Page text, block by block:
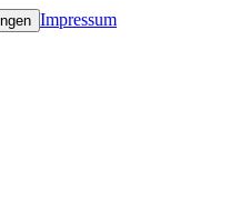
Impressum